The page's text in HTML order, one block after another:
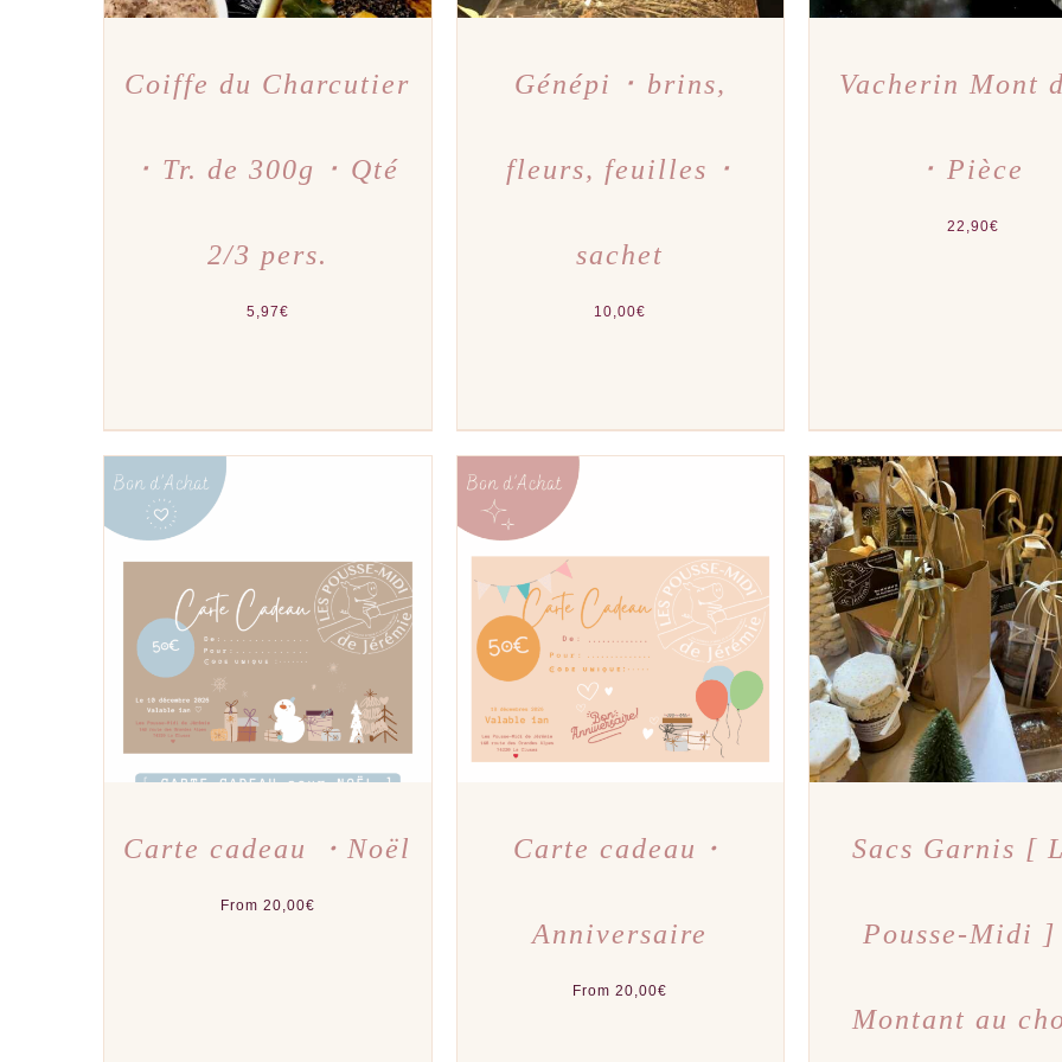
Coiffe du Charcutier
･ Tr. de 300g ･ Qté
2/3 pers.
5,97€
Génépi ･ brins,
fleurs, feuilles ･
sachet
10,00€
Vacherin Mont
･ Pièce
22,90€
CHOIX DES OPTIONS
CE
PRODUIT
A
PLUSIEURS
VARIATIONS.
OPTIONS
PEUVENT
ÊTRE
SUR
PRODUIT
/ APERÇU
Carte cadeau ・Noël
From 20,00€
CHOIX DES OPTIONS
CE
PRODUIT
A
PLUSIEURS
VARIATIONS.
OPTIONS
PEUVENT
ÊTRE
PRODUIT
/ APERÇU
Carte cadeau・
Anniversaire
From 20,00€
CHOIX DES OPTIONS CE
A
LES
ÊTRE
SUR
/
Sacs Garnis [
Pousse-Midi ]
Montant au